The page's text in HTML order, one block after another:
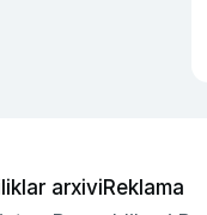
arxiviReklama